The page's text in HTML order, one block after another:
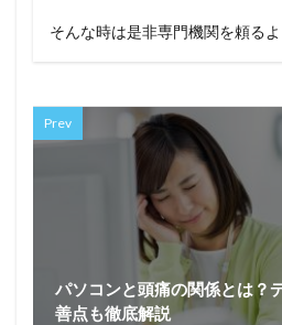
そんな時は是非専門機関を頼るよ
Prev
パソコンと頭痛の関係とは？
善点も徹底解説